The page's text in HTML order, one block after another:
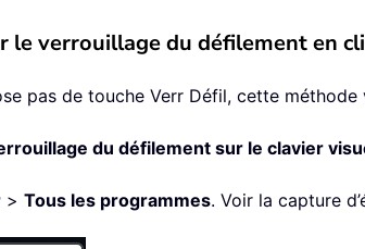
le verrouillage du défilement en
pas de touche Verr Défil, cette
du défilement sur le clavier
> Tous les programmes. Voir la capture